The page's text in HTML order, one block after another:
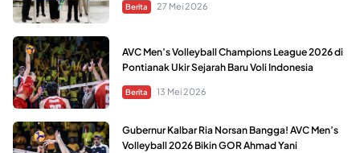
Berita 27 Mei 2026
AVC Men’s Volleyball Champions League 2026 di
Pontianak Ukir Sejarah Baru Voli Indonesia
Berita 13 Mei 2026
Gubernur Kalbar Ria Norsan Bangga! AVC Men’s
Volleyball 2026 Bikin GOR Ahmad Yani